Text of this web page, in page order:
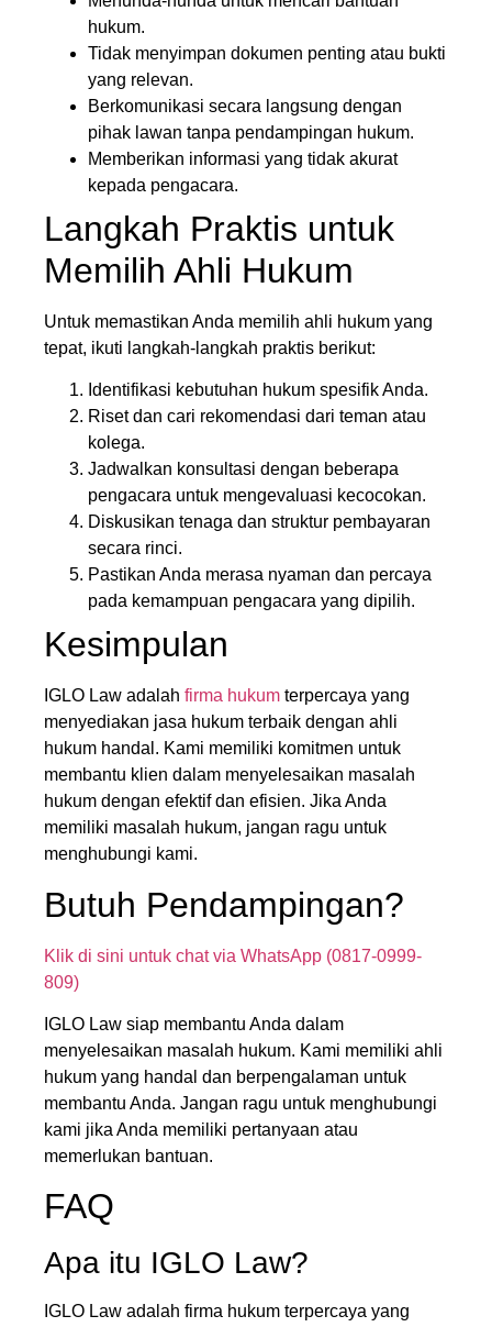
hukum.
Tidak menyimpan dokumen penting atau bukti
yang relevan.
Berkomunikasi secara langsung dengan
pihak lawan tanpa pendampingan hukum.
Memberikan informasi yang tidak akurat
kepada pengacara.
Langkah Praktis untuk
Memilih Ahli Hukum
Untuk memastikan Anda memilih ahli hukum yang
tepat, ikuti langkah-langkah praktis berikut:
Identifikasi kebutuhan hukum spesifik Anda.
Riset dan cari rekomendasi dari teman atau
kolega.
Jadwalkan konsultasi dengan beberapa
pengacara untuk mengevaluasi kecocokan.
Diskusikan tenaga dan struktur pembayaran
secara rinci.
Pastikan Anda merasa nyaman dan percaya
pada kemampuan pengacara yang dipilih.
Kesimpulan
IGLO Law adalah firma hukum terpercaya yang
menyediakan jasa hukum terbaik dengan ahli
hukum handal. Kami memiliki komitmen untuk
membantu klien dalam menyelesaikan masalah
hukum dengan efektif dan efisien. Jika Anda
memiliki masalah hukum, jangan ragu untuk
menghubungi kami.
Butuh Pendampingan?
Klik di sini untuk chat via WhatsApp (0817-0999-
809)
IGLO Law siap membantu Anda dalam
menyelesaikan masalah hukum. Kami memiliki ahli
hukum yang handal dan berpengalaman untuk
membantu Anda. Jangan ragu untuk menghubungi
kami jika Anda memiliki pertanyaan atau
memerlukan bantuan.
FAQ
Apa itu IGLO Law?
IGLO Law adalah firma hukum terpercaya yang